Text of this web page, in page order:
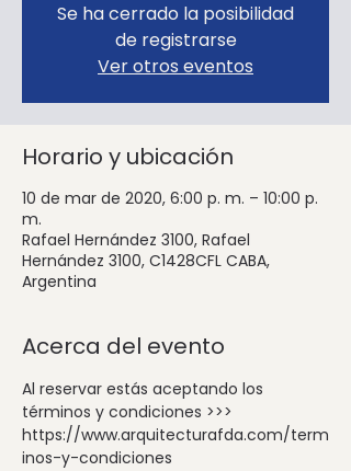
Se ha cerrado la posibilidad
de registrarse
Ver otros eventos
Horario y ubicación
10 de mar de 2020, 6:00 p. m. – 10:00 p.
m.
Rafael Hernández 3100, Rafael
Hernández 3100, C1428CFL CABA,
Argentina
Acerca del evento
Al reservar estás aceptando los
términos y condiciones >>>
https://www.arquitecturafda.com/term
inos-y-condiciones